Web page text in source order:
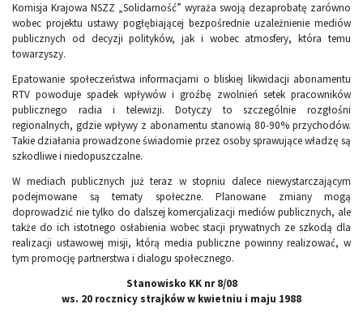
Komisja Krajowa NSZZ „Solidarność” wyraża swoją dezaprobatę zarówno
wobec projektu ustawy pogłębiającej bezpośrednie uzależnienie mediów
publicznych od decyzji polityków, jak i wobec atmosfery, która temu
towarzyszy.
Epatowanie społeczeństwa informacjami o bliskiej likwidacji abonamentu
RTV powoduje spadek wpływów i groźbę zwolnień setek pracowników
publicznego radia i telewizji. Dotyczy to szczególnie rozgłośni
regionalnych, gdzie wpływy z abonamentu stanowią 80-90% przychodów.
Takie działania prowadzone świadomie przez osoby sprawujące władzę są
szkodliwe i niedopuszczalne.
W mediach publicznych już teraz w stopniu dalece niewystarczającym
podejmowane są tematy społeczne. Planowane zmiany mogą
doprowadzić nie tylko do dalszej komercjalizacji mediów publicznych, ale
także do ich istotnego osłabienia wobec stacji prywatnych ze szkodą dla
realizacji ustawowej misji, którą media publiczne powinny realizować, w
tym promocję partnerstwa i dialogu społecznego.
Stanowisko KK nr 8/08
ws. 20 rocznicy strajków w kwietniu i maju 1988